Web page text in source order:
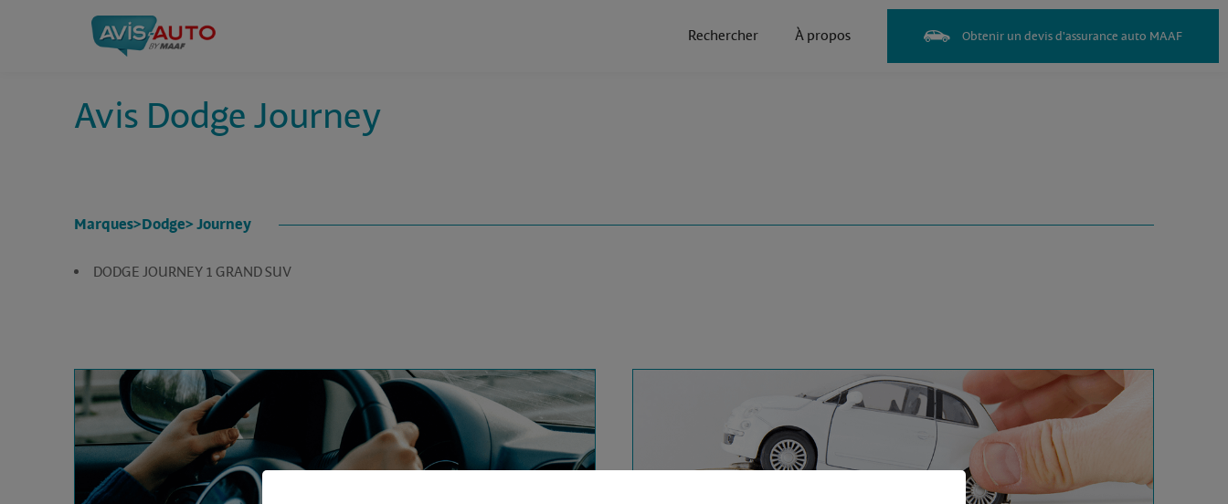
Rechercher À propos Obtenir un devis d'assurance auto MAAF
Avis Dodge Journey
Marques>Dodge> Journey
DODGE JOURNEY 1 GRAND SUV